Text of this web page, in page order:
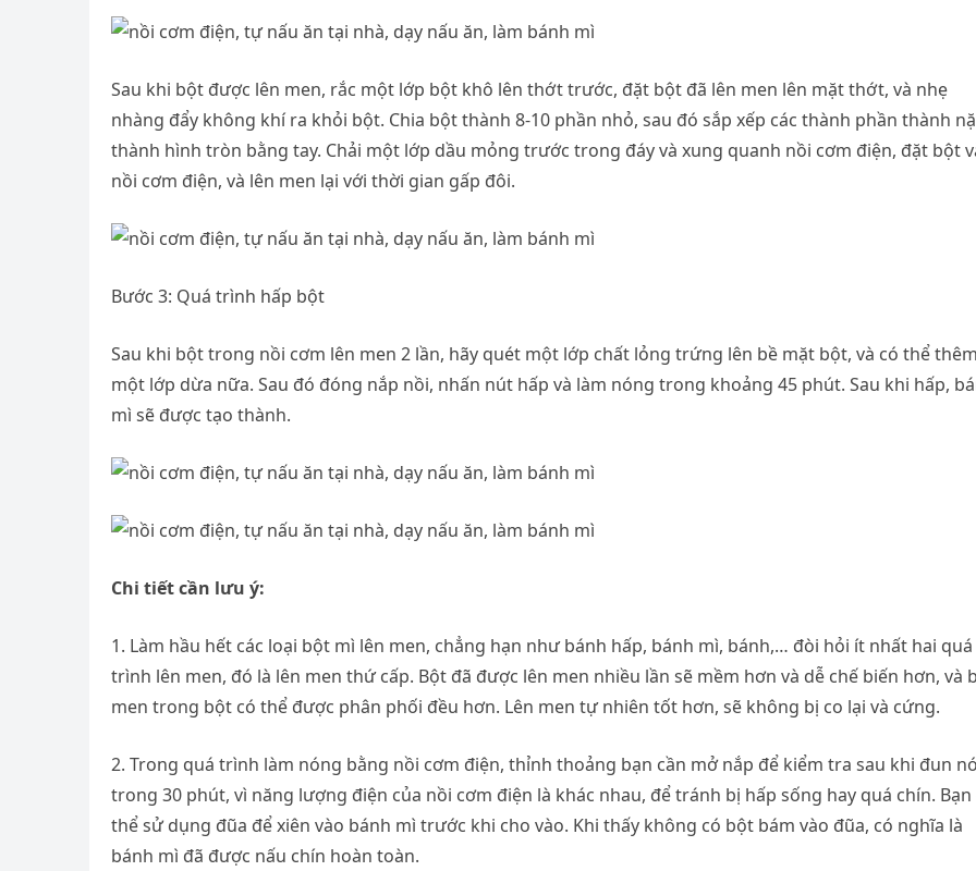
Sau khi bột được lên men, rắc một lớp bột khô lên thớt trước, đặt bột đã lên men lên mặt thớt, và nhẹ
nhàng đẩy không khí ra khỏi bột. Chia bột thành 8-10 phần nhỏ, sau đó sắp xếp các thành phần thành
thành hình tròn bằng tay. Chải một lớp dầu mỏng trước trong đáy và xung quanh nồi cơm điện, đặt bột
nồi cơm điện, và lên men lại với thời gian gấp đôi.
Bước 3: Quá trình hấp bột
Sau khi bột trong nồi cơm lên men 2 lần, hãy quét một lớp chất lỏng trứng lên bề mặt bột, và có thể thêm
một lớp dừa nữa. Sau đó đóng nắp nồi, nhấn nút hấp và làm nóng trong khoảng 45 phút. Sau khi hấp,
mì sẽ được tạo thành.
Chi tiết cần lưu ý:
1. Làm hầu hết các loại bột mì lên men, chẳng hạn như bánh hấp, bánh mì, bánh,… đòi hỏi ít nhất hai quá
trình lên men, đó là lên men thứ cấp. Bột đã được lên men nhiều lần sẽ mềm hơn và dễ chế biến hơn, và
men trong bột có thể được phân phối đều hơn. Lên men tự nhiên tốt hơn, sẽ không bị co lại và cứng.
2. Trong quá trình làm nóng bằng nồi cơm điện, thỉnh thoảng bạn cần mở nắp để kiểm tra sau khi đun
trong 30 phút, vì năng lượng điện của nồi cơm điện là khác nhau, để tránh bị hấp sống hay quá chín. Bạn
thể sử dụng đũa để xiên vào bánh mì trước khi cho vào. Khi thấy không có bột bám vào đũa, có nghĩa là
bánh mì đã được nấu chín hoàn toàn.